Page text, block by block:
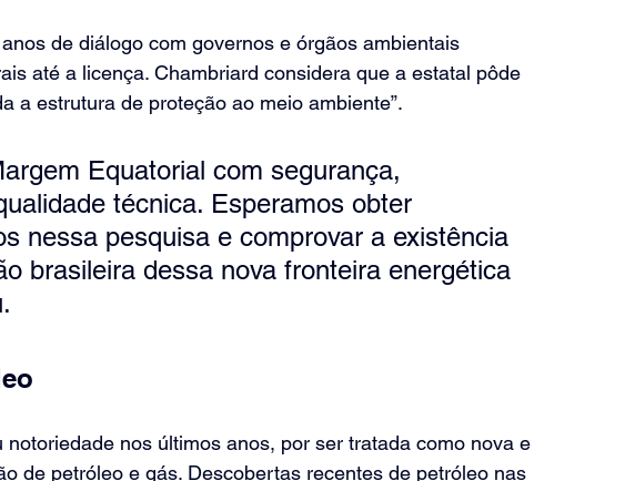
de diálogo com governos e órgãos ambientais
até a licença. Chambriard considera que a estatal pôde
a estrutura de proteção ao meio ambiente”.
Equatorial com segurança,
técnica. Esperamos obter
nessa pesquisa e comprovar a existência
brasileira dessa nova fronteira energética
nos últimos anos, por ser tratada como nova e
de petróleo e gás. Descobertas recentes de petróleo nas